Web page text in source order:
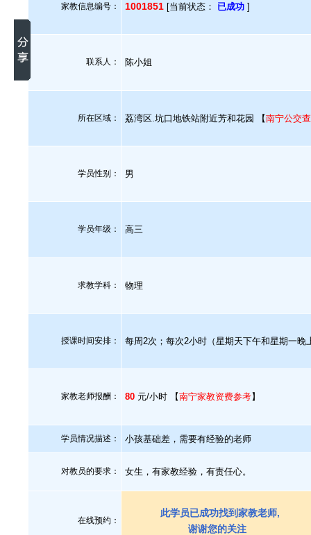
家教信息编号： 1001851 [当前状态： 已成功 ]
联系人： 陈小姐
所在区域： 荔湾区.坑口地铁站附近芳和花园 【南宁公交
学员性别： 男
学员年级： 高三
求教学科： 物理
授课时间安排： 每周2次；每次2小时（星期天下午和星期一晚
家教老师报酬： 80 元/小时 【南宁家教资费参考】
学员情况描述： 小孩基础差，需要有经验的老师
对教员的要求： 女生，有家教经验，有责任心。
在线预约：
此学员已成功找到家教老师,
谢谢您的关注